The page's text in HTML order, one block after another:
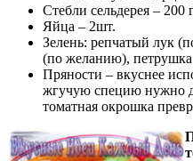
Стебли сельдерея – 200
Яйца – 2шт.
Зелень: репчатый лук
(по желанию),
Пряности – вкуснее
жгучую специю нужно
томатная окрошка